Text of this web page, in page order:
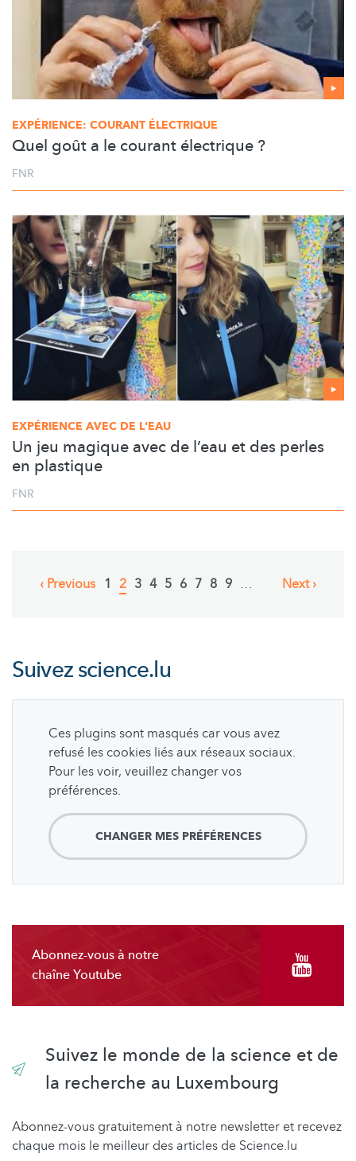
EXPÉRIENCE: COURANT ÉLECTRIQUE
Quel goût a le courant électrique ?
FNR
EXPÉRIENCE AVEC DE L'EAU
Un jeu magique avec de l’eau et des perles
en plastique
FNR
Previous
‹ Previous Page
1 Current
2 Page
3 Page
4 Page
5 Page
6 Page
7 Page
8 Page
9 …
Next
Next ›
Suivezscience.lu
Ces plugins sont masqués car vous avez
refusé les cookies liés aux réseaux sociaux.
Pour les voir, veuillez changer vos
préférences.
CHANGER MES PRÉFÉRENCES
Abonnez-vous à notre
chaîne Youtube
Suivez le monde de la science et de
la recherche au Luxembourg
Abonnez-vous gratuitement à notre newsletter et recevez
chaque mois le meilleur des articles de Science.lu